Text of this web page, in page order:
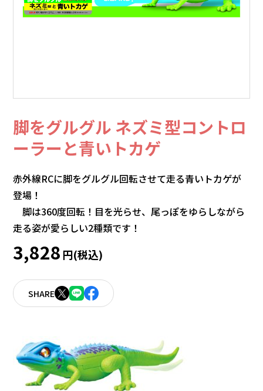
脚をグルグル ネズミ型コントロ
ーラーと青いトカゲ
赤外線RCに脚をグルグル回転させて走る青いトカゲが
登場！
脚は360度回転！目を光らせ、尾っぽをゆらしながら
走る姿が愛らしい2種類です！
3,828円(税込)
SHARE